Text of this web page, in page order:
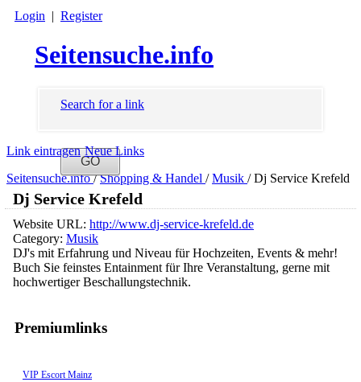
Login | Register
Seitensuche.info
Search for a link
Link eintragen Neue Links
Seitensuche.info/ Shopping & Handel / Musik / Dj Service Krefeld
Premiumlinks
VIP Escort Mainz
Dj Service Krefeld
Website URL: http://www.dj-service-krefeld.de
Category: Musik
DJ's mit Erfahrung und Niveau für Hochzeiten, Events & mehr!
Buch Sie feinstes Entainment für Ihre Veranstaltung, gerne mit
hochwertiger Beschallungstechnik.